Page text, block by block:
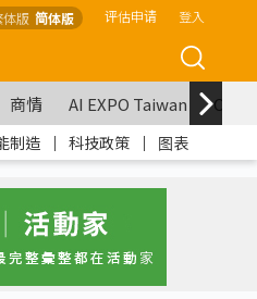
体版 简体版 评估申请 登入
商情 AI EXPO Taiwan
制造 ｜ 科技政策 ｜ 图表